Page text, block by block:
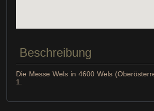
Beschreibung
Die Messe Wels in 4600 Wels
1.